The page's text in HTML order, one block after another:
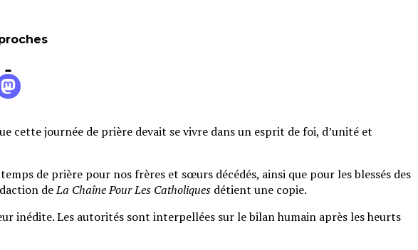
cette journée de prière devait se vivre dans un esprit de foi, d’unité et
de prière pour nos frères et sœurs décédés, ainsi que pour les blessés des
deLa Chaîne Pour Les Catholiques détient une copie.
inédite. Les autorités sont interpellées sur le bilan humain après les heurts